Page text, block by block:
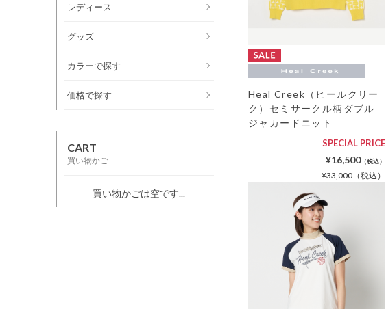
レディース
グッズ
カラーで探す
価格で探す
CART
買い物かご
買い物かごは空です...
Heal Creek（ヒールクリー
ク）セミサークル柄ダブル
ジャカードニット
SPECIAL PRICE
¥16,500（税込）
¥33,000（税込）